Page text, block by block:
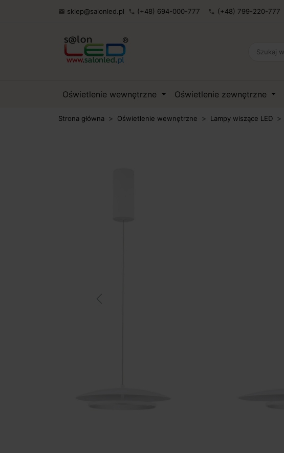
 sklep@salonled.pl phone (+48) 694-000-777 phone (+48) 799-220-777
Oświetlenie wewnętrzne Oświetlenie zewnętrzne
Strona główna Oświetlenie wewnętrzne Lampy wiszące LED